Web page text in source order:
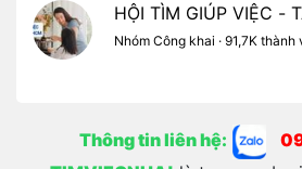
HỘI TÌM GIÚP VIỆC -
Nhóm Công khai · 91,7K thành
Thông tin liên hệ: